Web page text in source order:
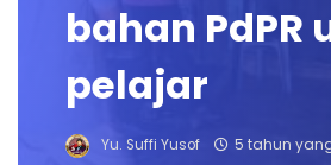
bahan PdPR
pelajar
Yu. Suffi Yusof 5 tahun